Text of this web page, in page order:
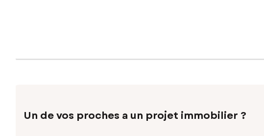
Un de vos proches a un projet immobilier ?